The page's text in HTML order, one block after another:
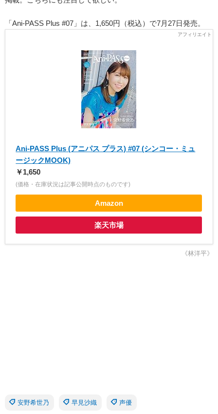
「Ani-PASS Plus #07」は、1,650円（税込）で7月27日発売。
Ani-PASS Plus (アニパス プラス) #07 (シンコー・ミュ
ージックMOOK)
￥1,650
(価格・在庫状況は記事公開時点のものです)
Amazon
楽天市場
《林洋平》
安野希世乃 早見沙織 声優